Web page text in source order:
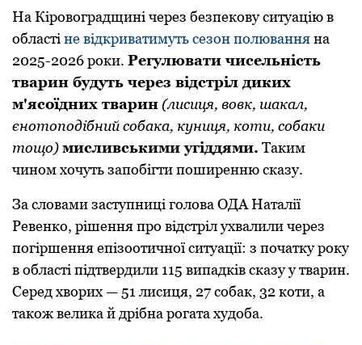
На Кіровоградщині через безпекову ситуацію в
області не відкриватимуть сезон полюванняна
2025-2026 роки. Регулювати чисельність
тварин будуть через відстріл диких
м'ясоїдних тварин (лисиця, вовк, шакал,
єнотоподібний собака, куниця, коти, собаки
тощо)мисливськими угіддями. Таким
чином хочуть запобігти поширенню сказу.
За словами заступниці голова ОДА Наталії
Ревенко, рішення про відстріл ухвалили через
погіршення епізоотичної ситуації: з початку року
в області підтвердили 115 випадків сказу у тварин.
Серед хворих — 51 лисиця, 27 собак, 32 коти, а
також велика й дрібна рогата худоба.